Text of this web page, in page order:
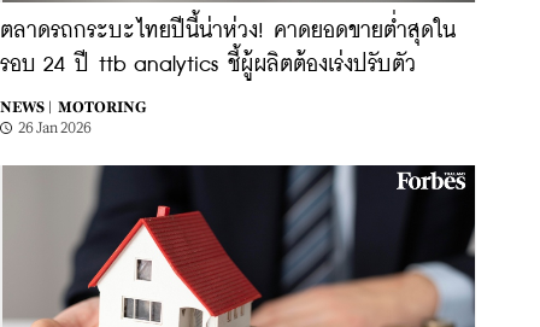
ตลาดรถกระบะไทยปีนี้น่าห่วง! คาดยอดขายต่ำสุดใน
รอบ 24 ปี ttb analytics ชี้ผู้ผลิตต้องเร่งปรับตัว
NEWS |
MOTORING
26 Jan 2026